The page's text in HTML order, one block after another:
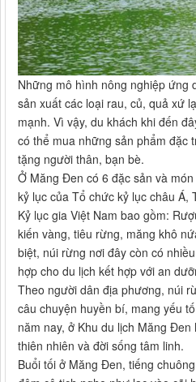
Những mô hình nông nghiệp ứng
sản xuất các loại rau, củ, quả xứ
mạnh. Vì vậy, du khách khi đến
có thể mua những sản phẩm đặc
tặng người thân, bạn bè.
Ở Măng Đen có 6 đặc sản và
kỷ lục của Tổ chức kỷ lục châu Á,
Kỷ lục gia Việt Nam bao gồm:
kiến vàng, tiêu rừng, măng khô
biệt, núi rừng nơi đây còn có
hợp cho du lịch kết hợp với an
Theo người dân địa phương, núi
câu chuyện huyền bí, mang yếu
năm nay, ở Khu du lịch Măng
thiên nhiên và đời sống tâm linh.
Buổi tối ở Măng Đen, tiếng